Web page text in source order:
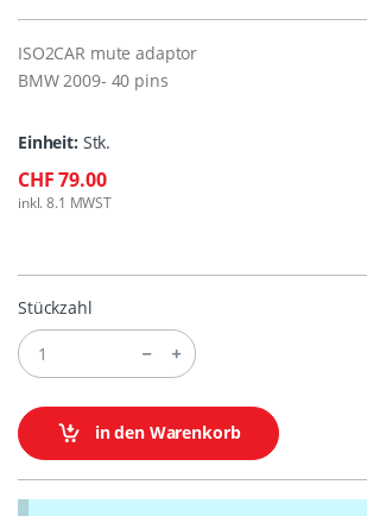
ISO2CAR mute adaptor
BMW 2009- 40 pins
Einheit: Stk.
CHF 79.00
inkl. 8.1 MWST
Stückzahl
in den Warenkorb